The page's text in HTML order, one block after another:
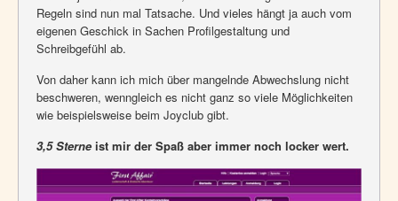
Regeln sind nun mal Tatsache. Und vieles hängt ja auch vom
eigenen Geschick in Sachen Profilgestaltung und
Schreibgefühl ab.
Von daher kann ich mich über mangelnde Abwechslung nicht
beschweren, wenngleich es nicht ganz so viele Möglichkeiten
wie beispielsweise beim Joyclub gibt.
3,5 Sterne ist mir der Spaß aber immer noch locker wert.